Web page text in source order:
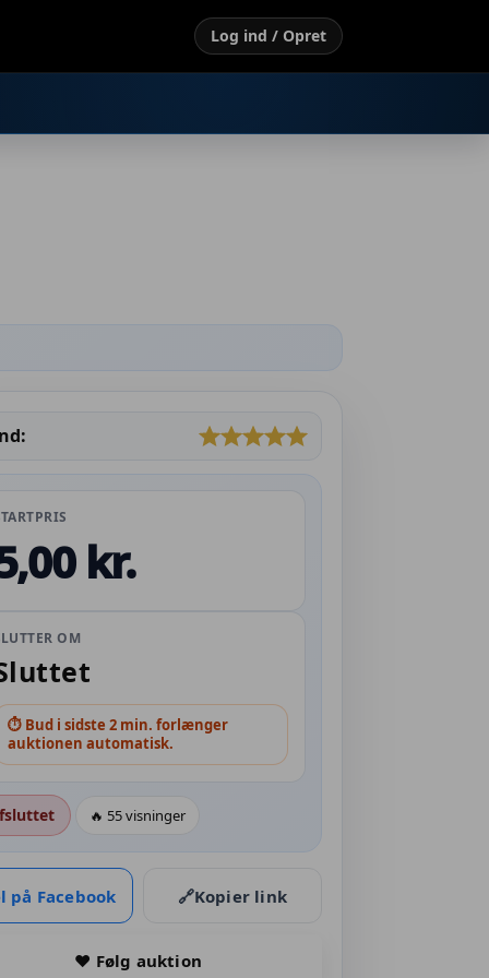
Log ind / Opret
kr.
OM
⏱ Bud i sidste 2 min. forlænger
auktionen automatisk.
🔥 55 visninger
på Facebook 🔗Kopier link
♥ Følg auktion